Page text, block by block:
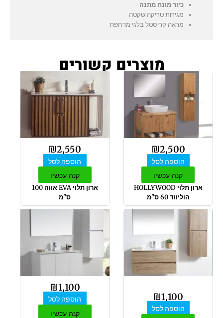
כיור מונח מתנה
מגירות טריקה שקטה
מראה קריסטל בלגי מרחפת
מוצרים קשורים
₪2,500
הוספה לסל
קנה עכשיו
ארון תלוי HOLLYWOOD
הוליווד 60 ס"מ
₪2,550
הוספה לסל
קנה עכשיו
ארון תלוי EVA אווה 100
ס"מ
₪1,100
הוספה לסל
₪1,100
הוספה לסל
קנה עכשיו